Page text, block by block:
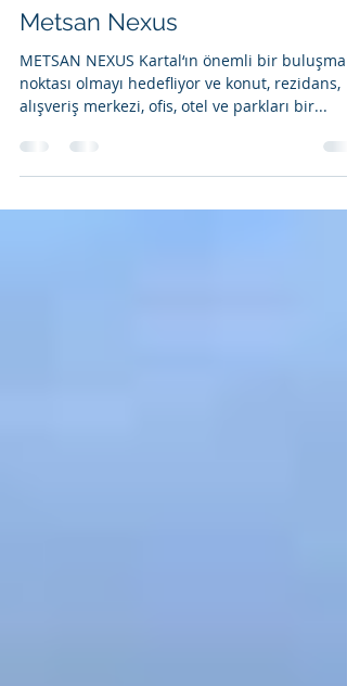
Göktuğ Beşer
Aug 2, 2018
2 min read
Metsan Nexus
METSAN NEXUS Kartal‘ın önemli bir buluşma